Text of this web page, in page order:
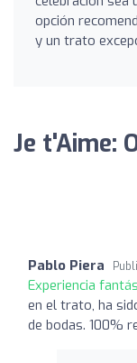
opción
y un trato
Je t'Aime:
Pablo Piera
Experiencia
en el trato, ha
de bodas. 100%